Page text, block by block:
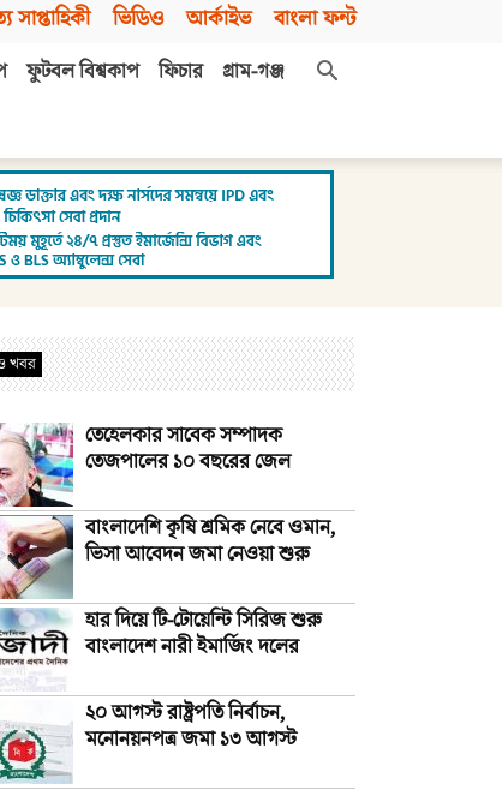
সাপ্তাহিকী ভিডিও আর্কাইভ বাংলা ফন্ট
ফুটবল বিশ্বকাপ ফিচার
গ্রাম-গঞ্জ
খবর
তেহেলকার সাবেক সম্পাদক
তেজপালের ১০ বছরের জেল
বাংলাদেশি কৃষি শ্রমিক নেবে ওমান,
ভিসা আবেদন জমা নেওয়া শুরু
হার দিয়ে টি-টোয়েন্টি সিরিজ শুরু
বাংলাদেশ নারী ইমার্জিং দলের
২০ আগস্ট রাষ্ট্রপতি নির্বাচন,
মনোনয়নপত্র জমা ১৩ আগস্ট